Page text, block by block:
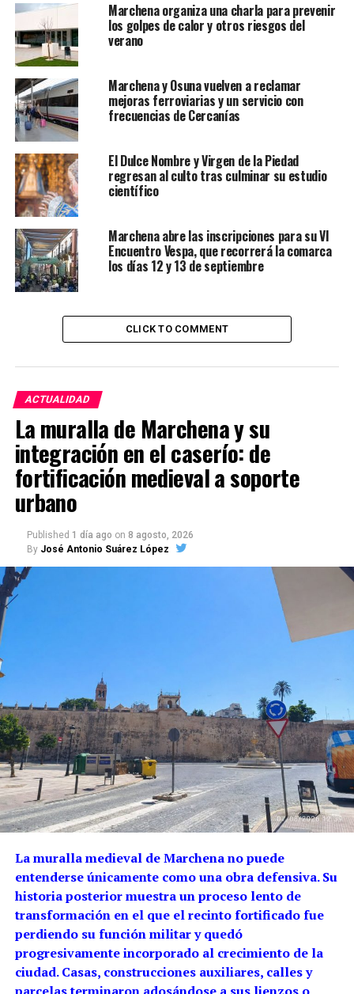
Marchena organiza una charla para prevenir
los golpes de calor y otros riesgos del
verano
Marchena y Osuna vuelven a reclamar
mejoras ferroviarias y un servicio con
frecuencias de Cercanías
El Dulce Nombre y Virgen de la Piedad
regresan al culto tras culminar su estudio
científico
Marchena abre las inscripciones para su VI
Encuentro Vespa, que recorrerá la comarca
los días 12 y 13 de septiembre
CLICK TO COMMENT
ACTUALIDAD
La muralla de Marchena y su
integración en el caserío: de
fortificación medieval a soporte
urbano
Published 1 día ago on 8 agosto, 2026
By José Antonio Suárez López
La muralla medieval de Marchena no puede
entenderse únicamente como una obra defensiva. Su
historia posterior muestra un proceso lento de
transformación en el que el recinto fortificado fue
perdiendo su función militar y quedó
progresivamente incorporado al crecimiento de la
ciudad. Casas, construcciones auxiliares, calles y